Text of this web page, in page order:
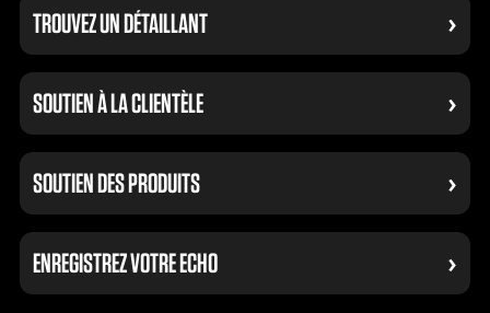
TROUVEZ UN DÉTAILLANT
SOUTIEN À LA CLIENTÈLE
SOUTIEN DES PRODUITS
ENREGISTREZ VOTRE ECHO